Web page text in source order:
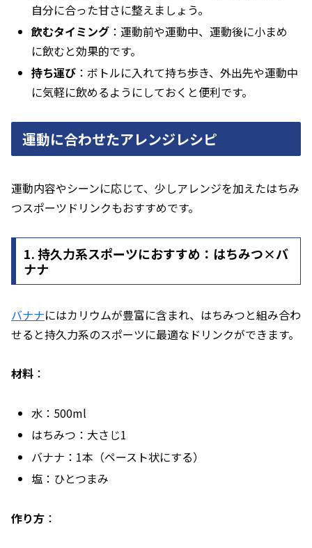
自分に合った甘さに整えましょう。
飲むタイミング ：運動前や運動中、運動後に小まめ
に飲むと効果的です。
持ち運び ：ボトルに入れて持ち歩き、外出先や運動中
に気軽に飲めるようにしておくと便利です。
運動に合わせたアレンジレシピ
運動内容やシーンに応じて、少しアレンジを加えたはちみ
つスポーツドリンクもおすすめです。
1. 持久力系スポーツにおすすめ：はちみつ×バ
ナナ
バナナにはカリウムが豊富に含まれ、はちみつと組み合わ
せると持久力系のスポーツに最適なドリンクができます。
材料 ：
水：500ml
はちみつ：大さじ1
バナナ：1本（ペースト状にする）
塩：ひとつまみ
作り方 ：